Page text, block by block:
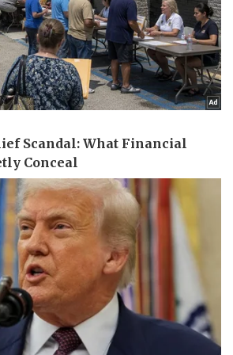
Quân sự - Quốc phòng
Vũ khí
Việt Nam
Phân tích